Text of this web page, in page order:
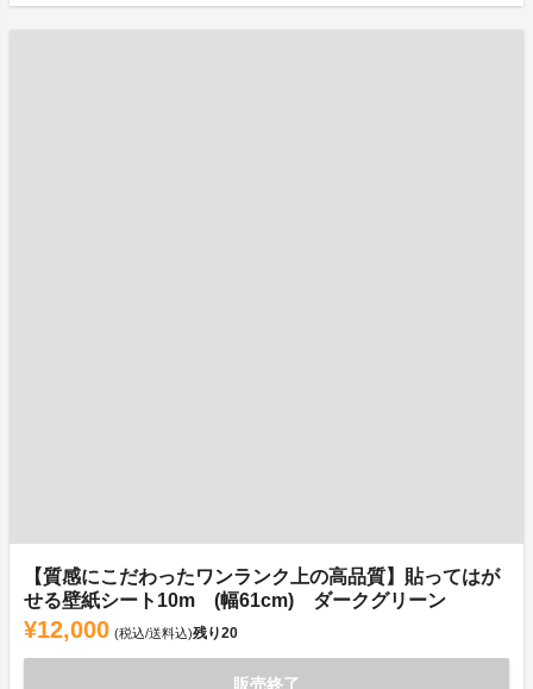
【質感にこだわったワンランク上の高品質】貼ってはが
せる壁紙シート10m (幅61cm) ダークグリーン
¥12,000 (税込/送料込)残り20
販売終了